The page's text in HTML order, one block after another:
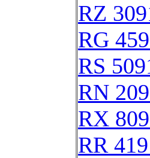
RZ
RG
RS
RN
RX
RR